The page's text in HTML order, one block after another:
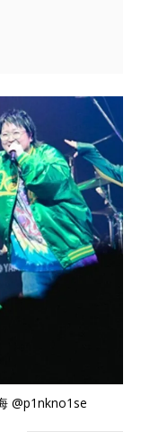
@p1nkno1se